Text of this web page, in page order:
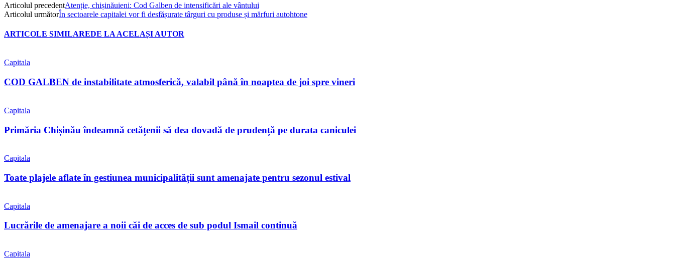
Articolul precedentAtenție, chișinăuieni: Cod Galben de intensificări ale vântului
Articolul următorÎn sectoarele capitalei vor fi desfășurate târguri cu produse și mărfuri autohtone
ARTICOLE SIMILAREDE LA ACELAȘI AUTOR
Capitala
COD GALBEN de instabilitate atmosferică, valabil până în noaptea de joi spre vineri
Capitala
Primăria Chișinău îndeamnă cetățenii să dea dovadă de prudență pe durata caniculei
Capitala
Toate plajele aflate în gestiunea municipalității sunt amenajate pentru sezonul estival
Capitala
Lucrările de amenajare a noii căi de acces de sub podul Ismail continuă
Capitala